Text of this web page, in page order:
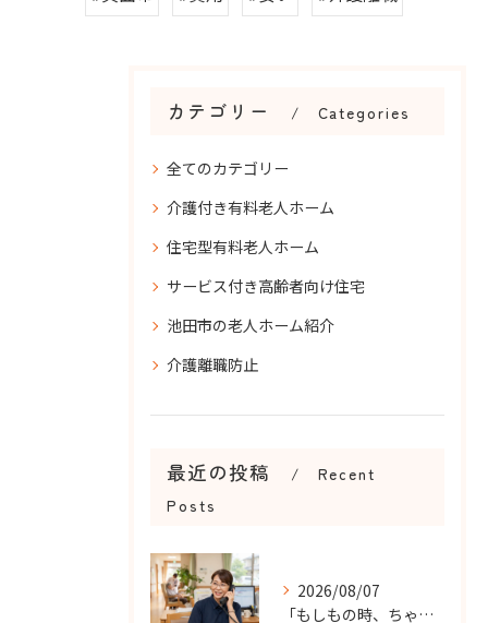
カテゴリー Categories
全てのカテゴリー
介護付き有料老人ホーム
住宅型有料老人ホーム
サービス付き高齢者向け住宅
池田市の老人ホーム紹介
介護離職防止
最近の投稿
Recent
Posts
2026/08/07
「もしもの時、ちゃんと知らせてもらえる？」